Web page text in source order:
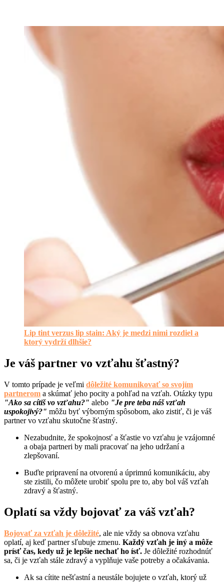
Lip tint verzus lip stain: Aký je medzi nimi rozdiel a
ktorý vydrží dlhšie?
Je váš partner vo vzťahu šťastný?
V tomto prípade je veľmi dôležité komunikovať so svojím
partnerom a skúmať jeho pocity a pohľad na vzťah. Otázky typu
"Ako sa cítiš vo vzťahu?" alebo "Je pre teba náš vzťah
uspokojivý?" môžu byť výborným spôsobom, ako zistiť, či je váš
partner vo vzťahu skutočne šťastný.
Nezabudnite, že spokojnosť a šťastie vo vzťahu je vzájomné
a obaja partneri by mali pracovať na jeho udržaní a
zlepšovaní.
Buďte pripravení na otvorenú a úprimnú komunikáciu, aby
ste zistili, čo môžete urobiť spolu pre to, aby bol váš vzťah
zdravý a šťastný.
Oplatí sa vždy bojovať za váš vzťah?
Bojovať za vzťah je dôležité, ale nie vždy sa obnova vzťahu
oplatí, aj keď partner sľubuje zmenu. Každý vzťah je iný a môže
prísť čas, kedy už je lepšie nechať ho ísť. Je dôležité rozhodnúť
sa, či je vzťah stále zdravý a vyplňuje vaše potreby a očakávania.
Ak sa cítite nešťastní a neustále bojujete o vzťah, ktorý už